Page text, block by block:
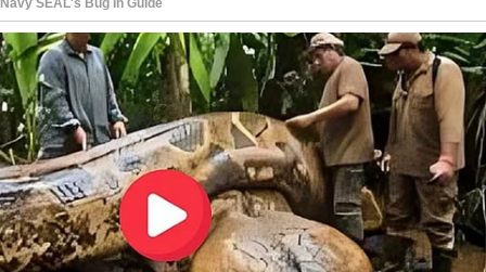
aconteceu. A descoberta de que o principal
suspeito teria informado previamente que
permaneceria afastado e a identificação de uma
possível fonte de renda durante esse período
representam novos pontos de atenção para os
investigadores, mas ainda dependem de
confirmação dentro do processo investigativo.
Enquanto isso, a Polícia Civil segue realizando